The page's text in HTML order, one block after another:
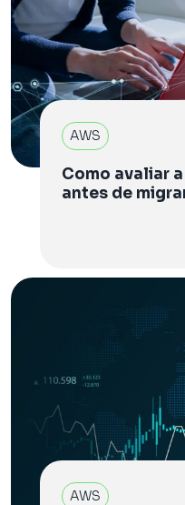
AWS
Como avaliar
antes de
AWS